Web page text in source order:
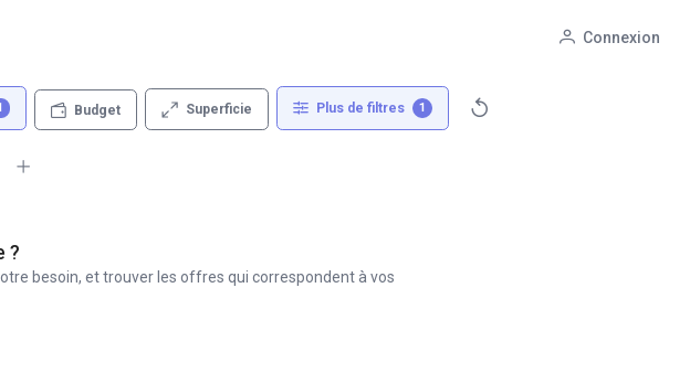
Connexion
Budget Superficie Plus de filtres 1
?
besoin, et trouver les offres qui correspondent à vos